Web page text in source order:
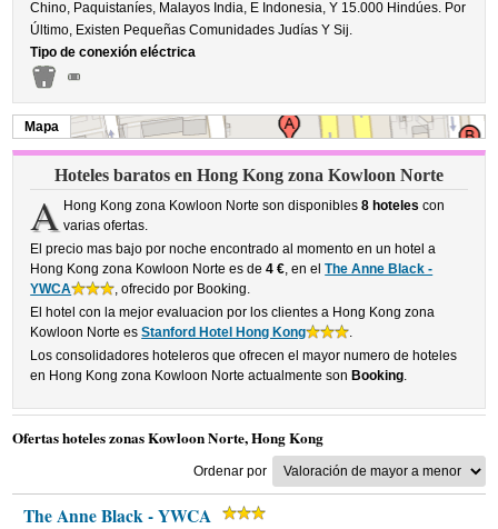
Chino, Paquistaníes, Malayos India, E Indonesia, Y 15.000 Hindúes. Por
Último, Existen Pequeñas Comunidades Judías Y Sij.
Tipo de conexión eléctrica
Mapa
Hoteles baratos en Hong Kong zona Kowloon Norte
A Hong Kong zona Kowloon Norte son disponibles 8 hoteles con
varias ofertas.
El precio mas bajo por noche encontrado al momento en un hotel a
Hong Kong zona Kowloon Norte es de4 €, en elThe Anne Black -
YWCA
, ofrecido por Booking.
El hotel con la mejor evaluacion por los clientes a Hong Kong zona
Kowloon Norte esStanford Hotel Hong Kong
.
Los consolidadores hoteleros que ofrecen el mayor numero de hoteles
en Hong Kong zona Kowloon Norte actualmente son Booking.
Ofertas hoteles zonas Kowloon Norte, Hong Kong
Ordenar por
The Anne Black - YWCA